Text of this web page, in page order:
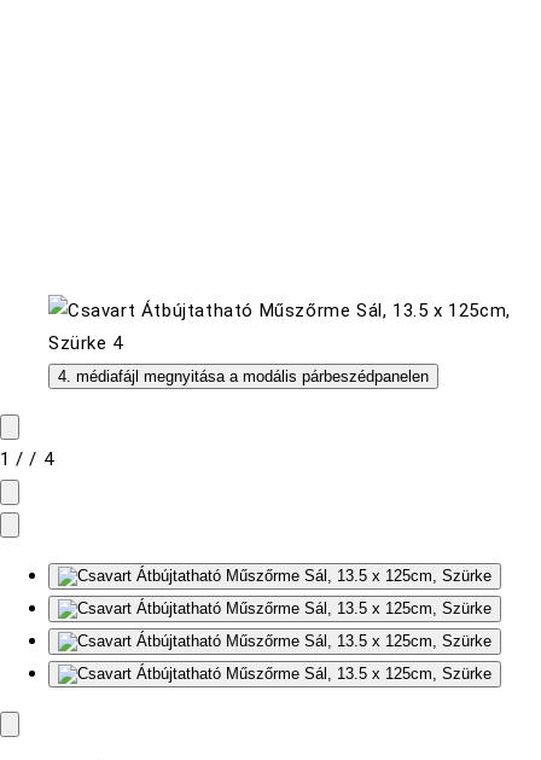
4. médiafájl megnyitása a modális párbeszédpanelen
1 // 4